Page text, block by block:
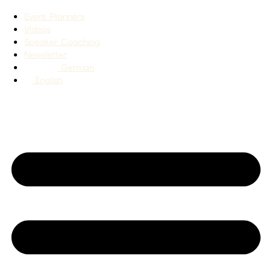
Event Planners
Videos
Speaker Coaching
Newsletter
German
English